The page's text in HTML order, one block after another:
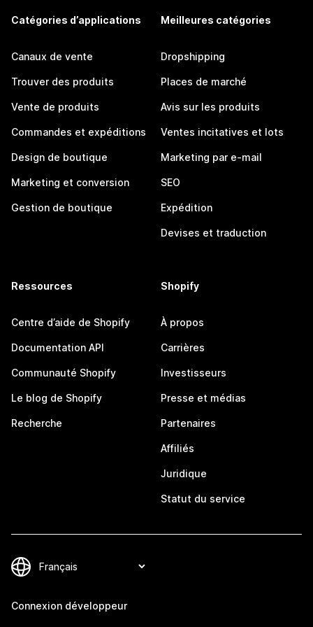
Catégories d’applications
Canaux de vente
Trouver des produits
Vente de produits
Commandes et expéditions
Design de boutique
Marketing et conversion
Gestion de boutique
Meilleures catégories
Dropshipping
Places de marché
Avis sur les produits
Ventes incitatives et lots
Marketing par e-mail
SEO
Expédition
Devises et traduction
Ressources
Centre d’aide de Shopify
Documentation API
Communauté Shopify
Le blog de Shopify
Recherche
Shopify
À propos
Carrières
Investisseurs
Presse et médias
Partenaires
Affiliés
Juridique
Statut du service
Connexion développeur